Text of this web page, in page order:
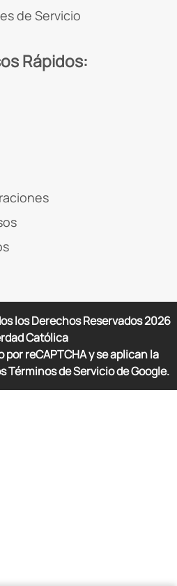
de Servicio
Rápidos:
los Derechos Reservados2026
Católica
reCAPTCHA y se aplican la
Términos de Servicio de Google.